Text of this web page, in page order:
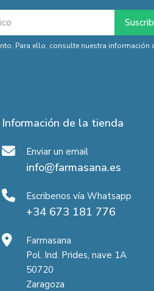
Para ello, consulte nuestra información
Información de la tienda
Enviar un email
info@farmasana.es
Escribenos vía Whatsapp
+34 673 181 776
Farmasana
Pol. Ind. Prides, nave 1A
50720
Zaragoza